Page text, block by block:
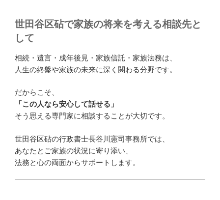
世田谷区砧で家族の将来を考える相談先と
して
相続・遺言・成年後見・家族信託・家族法務は、
人生の終盤や家族の未来に深く関わる分野です。
だからこそ、
「この人なら安心して話せる」
そう思える専門家に相談することが大切です。
世田谷区砧の行政書士長谷川憲司事務所では、
あなたとご家族の状況に寄り添い、
法務と心の両面からサポートします。